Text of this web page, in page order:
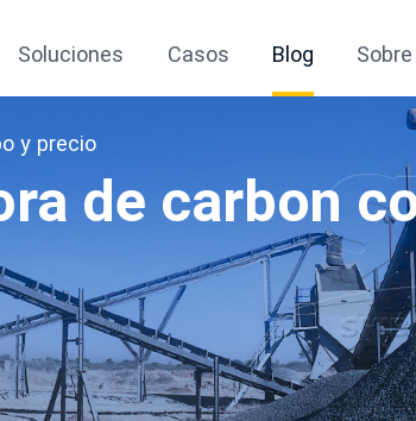
Soluciones Casos Blog Sobre
y precio
de carbon